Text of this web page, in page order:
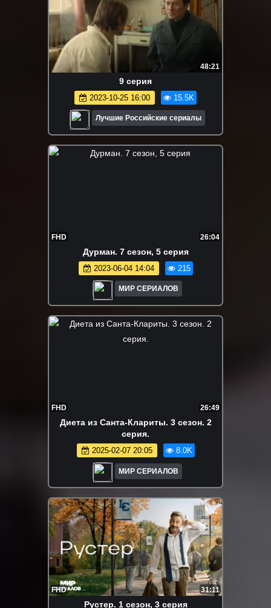
48:21
9 серия
2023-10-25 16:00 15.5K
Лучшие Российские сериалы
FHD 26:04
Дypмaн. 7 сезон, 5 серия
2023-06-04 14:04 215
МИР СЕРИАЛОВ
FHD 26:49
Диета из Санта-Клариты. 3 сезон. 2
серия.
2025-02-07 20:05 8.0K
МИР СЕРИАЛОВ
FHD 31:11
Рустер. 1 сезон, 3 серия